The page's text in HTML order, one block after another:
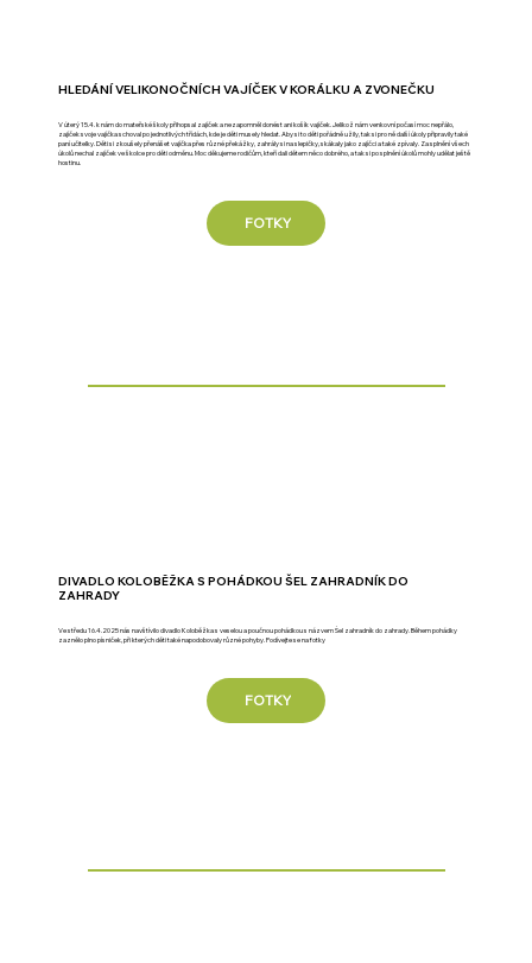
HLEDÁNÍ VELIKONOČNÍCH VAJÍČEK V KORÁLKU A ZVONEČKU
V úterý 15.4. k nám do mateřské školy přihopsal zajíček a nezapomněl donést ani košík vajíček. Jelikož nám venkovní počasí moc nepřálo,
zajíček svoje vajíčka schoval po jednotlivých třídách, kde je děti musely hledat. Aby si to děti pořádně užily, tak si pro ně další úkoly připravily také
paní učitelky. Děti si zkoušely přenášet vajíčka přes různé překážky, zahrály si na slepičky, skákaly jako zajíčci a také zpívaly. Za splnění všech
úkolů nechal zajíček ve školce pro děti odměnu. Moc děkujeme rodičům, kteří dali dětem něco dobrého, a tak si po splnění úkolů mohly udělat ještě
hostinu.
FOTKY
DIVADLO KOLOBĚŽKA S POHÁDKOU ŠEL ZAHRADNÍK DO
ZAHRADY
Ve středu 16.4.2025 nás navštívilo divadlo Koloběžka s veselou a poučnou pohádkou s názvem Šel zahradník do zahrady. Během pohádky
zaznělo plno písniček, při kterých děti také napodobovaly různé pohyby. Podívejte se na fotky
FOTKY